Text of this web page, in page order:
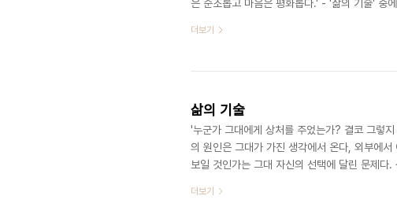
은 순조롭고 마음은 평화롭다.' - '삶의 기술' 중
도 많지요. 삶에 대한 온전한 수용으로 우리의
더보기
삶의 기술
'누군가 그대에게 상처를 주었는가? 결코 그렇
의 원인은 그대가 가진 생각에서 온다, 외부에
보일 것인가는 그대 자신의 선택에 달린 문제다
그대자신이 실망스러운 마음으로 대상을 바라
더보기